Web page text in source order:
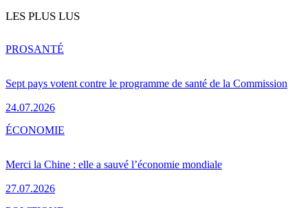
LES PLUS LUS
Sept pays votent contre le programme de santé de la Commission
24.07.2026
PROSANTÉ
Merci la Chine : elle a sauvé l’économie mondiale
27.07.2026
ÉCONOMIE